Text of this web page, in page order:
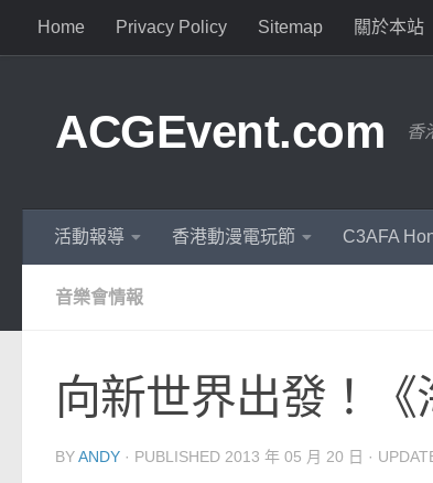
Home Privacy Policy Sitemap 關於本站
ACGEvent.com 香
活動報導 香港動漫電玩節 C3AFA
音樂會情報
向新世界出發！
BYANDY · PUBLISHED 2013 年 05 月 20 日 ·